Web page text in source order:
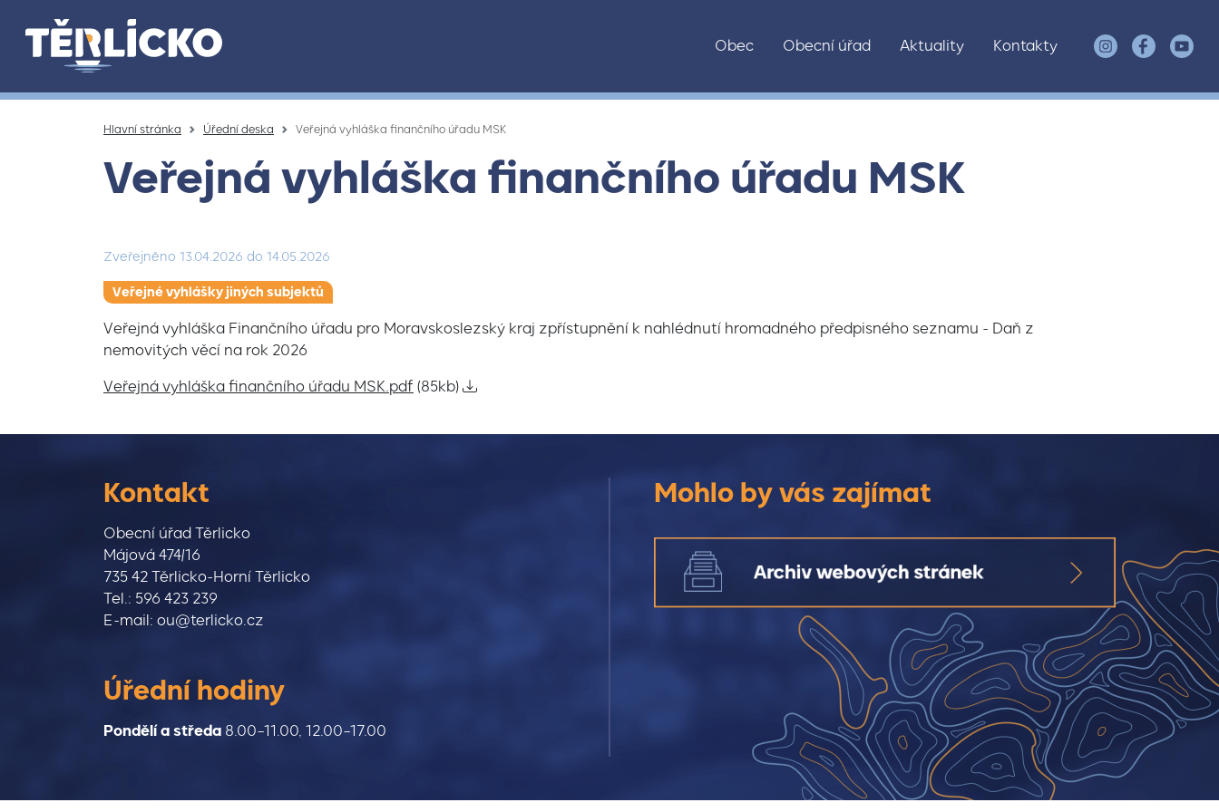
Obec Obecní úřad Aktuality Kontakty
Hlavní stránka Úřední deska Veřejná vyhláška finančního úřadu MSK
Veřejná vyhláška finančního úřadu MSK
Zveřejněno 13.04.2026 do 14.05.2026
Veřejné vyhlášky jiných subjektů
Veřejná vyhláška Finančního úřadu pro Moravskoslezský kraj zpřístupnění k nahlédnutí hromadného předpisného seznamu - Daň z
nemovitých věcí na rok 2026
Veřejná vyhláška finančního úřadu MSK.pdf (85kb)
Kontakt
Obecní úřad Těrlicko
Májová 474/16
735 42 Těrlicko-Horní Těrlicko
Tel.: 596 423 239
E-mail: ou@terlicko.cz
Úřední hodiny
Pondělí a středa 8.00–11.00, 12.00–17.00
Mohlo by vás zajímat